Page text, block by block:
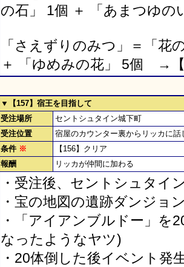
の石」 1個 ＋ 「あまつゆ
「さえずりのみつ」＝「花
＋ 「ゆめみの花」 5個 →
▼【157】宿王を目指して
受注場所
セントシュタイン城下町
受注位置
宿屋のカウンター裏からリッカに話
条件 ※
【156】クリア
報酬
リッカが仲間に加わる
・受注後、セントシュタイ
・宝の地図の遺跡ダンジョ
・「アイアンブルドー」を
なったようなヤツ)
・20体倒した後イベント発